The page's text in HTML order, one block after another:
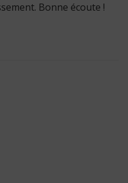
Bonne écoute !